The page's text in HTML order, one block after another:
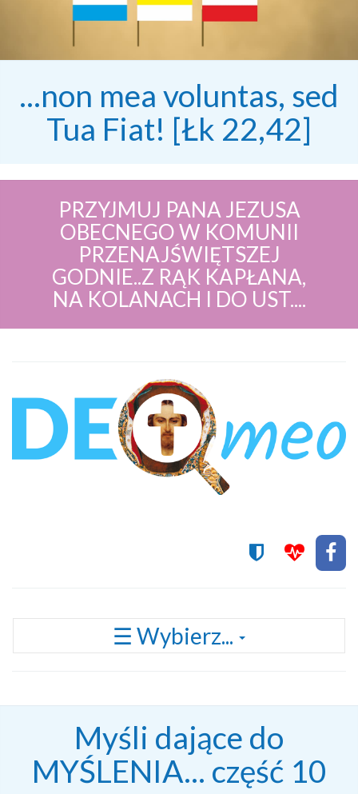
...non mea voluntas, sed
Tua Fiat! [Łk 22,42]
PRZYJMUJ PANA JEZUSA
OBECNEGO W KOMUNII
PRZENAJŚWIĘTSZEJ
GODNIE..Z RĄK KAPŁANA,
NA KOLANACH I DO UST....
Przełącz
☰ Wybierz...
Myśli dające do
MYŚLENIA... część 10